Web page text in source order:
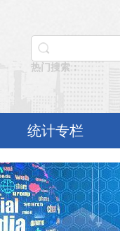
热门搜索：
统计专栏